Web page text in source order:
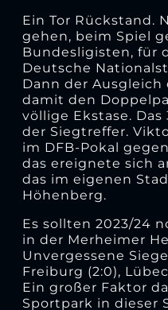
Ein Tor Rückstand.
gehen, beim Spiel
Bundesligisten, für
Deutsche
Dann der Ausgleich
damit den
völlige Ekstase.
der Siegtreffer.
im DFB-Pokal
das ereignete sich
das im eigenen
Höhenberg.
Es sollten 2023/24
in der Merheimer
Unvergessene
Freiburg (2:0),
Ein großer Faktor
Sportpark in dieser